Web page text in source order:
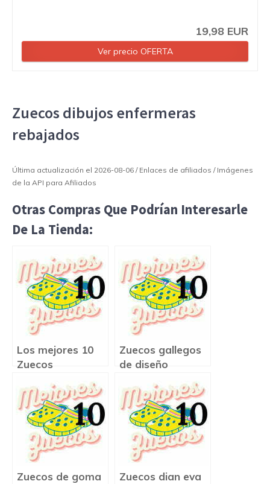
19,98 EUR
Ver precio OFERTA
Zuecos dibujos enfermeras
rebajados
Última actualización el 2026-08-06 / Enlaces de afiliados / Imágenes
de la API para Afiliados
Otras Compras Que Podrían Interesarle
De La Tienda:
Los mejores 10
Zuecos
Zuecos gallegos
de diseño
Zuecos de goma
Zuecos dian eva